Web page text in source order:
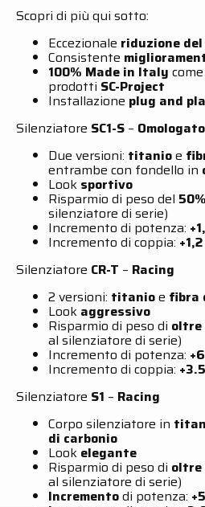
Scopri di più qui sotto:
Eccezionale riduzione del
Consistente
100% Made in Italy
prodotti SC-Project
Installazione plug and
Silenziatore SC1-S – Omologato
Due versioni: titanioe
entrambe con fondello in
Look sportivo
Risparmio di peso del 50%
silenziatore di serie)
Incremento di potenza:
Incremento di coppia:
Silenziatore CR-T – Racing
2 versioni: titanioe fibra
Look aggressivo
Risparmio di peso di oltre
al silenziatore di serie)
Incremento di potenza:
Incremento di coppia:
Silenziatore S1 – Racing
Corpo silenziatore in
di carbonio
Look elegante
Risparmio di peso di oltre
al silenziatore di serie)
Incrementodi potenza: